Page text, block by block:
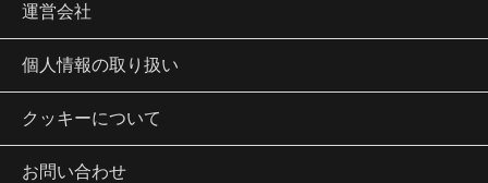
運営会社
個人情報の取り扱い
クッキーについて
お問い合わせ